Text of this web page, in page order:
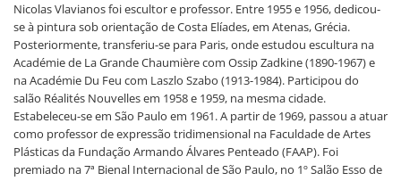
Nicolas Vlavianos foi escultor e professor. Entre 1955 e 1956, dedicou-
se à pintura sob orientação de Costa Elíades, em Atenas, Grécia.
Posteriormente, transferiu-se para Paris, onde estudou escultura na
Académie de La Grande Chaumière com Ossip Zadkine (1890-1967) e
na Académie Du Feu com Laszlo Szabo (1913-1984). Participou do
salão Réalités Nouvelles em 1958 e 1959, na mesma cidade.
Estabeleceu-se em São Paulo em 1961. A partir de 1969, passou a atuar
como professor de expressão tridimensional na Faculdade de Artes
Plásticas da Fundação Armando Álvares Penteado (FAAP). Foi
premiado na 7ª Bienal Internacional de São Paulo, no 1º Salão Esso de